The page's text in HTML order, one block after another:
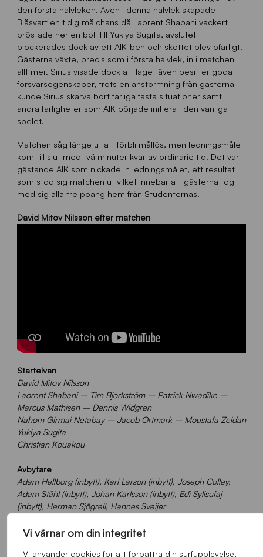
Vi värnar om din integritet
Vi använder cookies för att förbättra din surfupplevelse,
den första halvleken. Även i denna halvlek skapade
Blåsvart en tidig målchans då Laorent Shabani vackert
bröstade ner en boll till Yukiya Sugita, avslutet
blockerades dock av ett AIK-ben och skottet blev ofarligt.
Gästerna växte, precis som i första halvlek, in i matchen
allt mer. Sirius visade dock att laget även besitter goda
försvarsegenskaper, trots en anstormning från gästerna
kunde Sirius skarva bort farliga fasta situationer samt
andra farligheter som AIK började initiera i den vanliga
spelet.
Matchen såg länge ut att förbli mållös, men ledningsmålet
kom till slut med två minuter kvar av ordinarie tid. Det var
gästande AIK som nickade in ledningsmålet, ett resultat
som stod sig matchen ut vilket innebar att gästerna tog
med sig alla tre poäng hem från Studenternas.
David Mitov Nilsson efter matchen
Startelvan
David Mitov Nilsson
Laorent Shabani – Tim Björkström – Patrick Nwadike –
Marcus Mathisen – Dennis Widgren
Nahom Girmai Netabay – Jacob Ortmark– Moustafa Zeidan
Yukiya Sugita
Christian Kouakou
Avbytare
Adam Hellborg (inbytt), Karl Larson (inbytt), Joseph Colley,
Adam Ståhl (inbytt), Johan Karlsson (inbytt), Edi Sylisufaj
(inbytt), Herman Sjögrell, Hannes Sveijer
Text: Kevin Ståhlberg